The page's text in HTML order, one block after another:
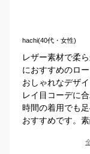
hachi(40代・女性)
レザー素材で柔
におすすめのロ
おしゃれなデザ
レイ目コーデに
時間の着用でも
おすすめです。